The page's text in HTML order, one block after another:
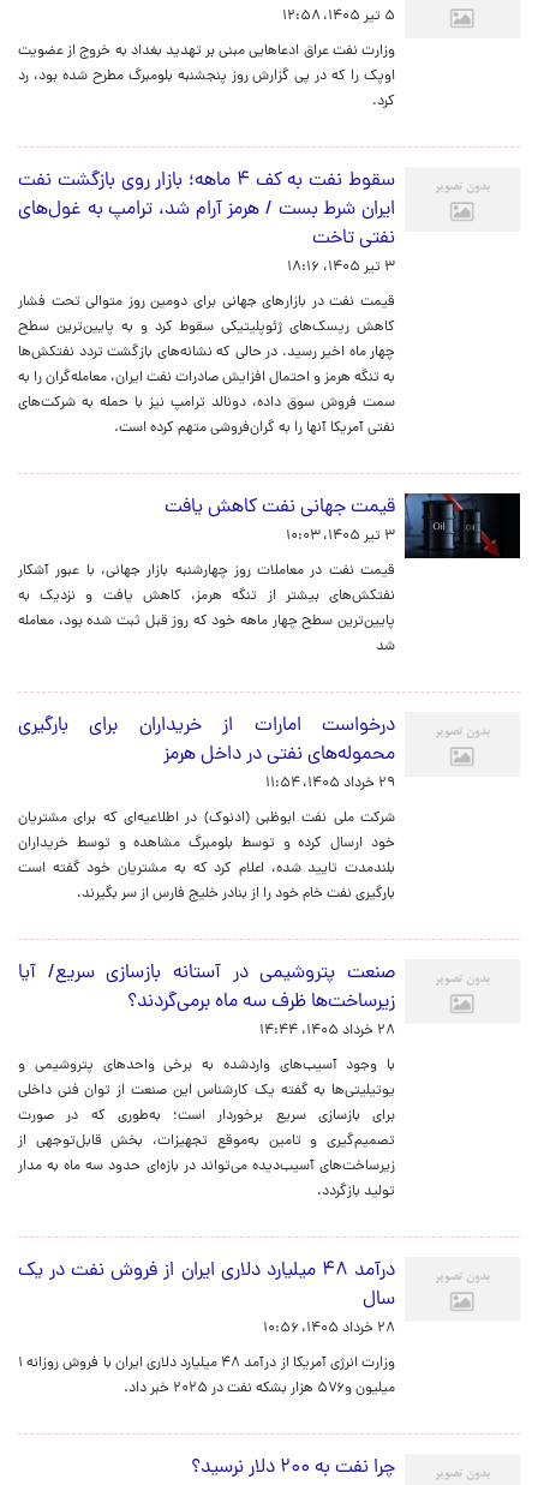
۵ تیر ۱۴۰۵، ۱۲:۵۸
وزارت نفت عراق ادعاهایی مبنی بر تهدید بغداد به خروج از عضویت
اوپک را که در پی گزارش روز پنجشنبه بلومبرگ مطرح شده بود، رد
کرد.
سقوط نفت به کف ۴ ماهه؛ بازار روی بازگشت نفت
ایران شرط بست / هرمز آرام شد، ترامپ به غول‌های
نفتی تاخت
۳ تیر ۱۴۰۵، ۱۸:۱۶
قیمت نفت در بازارهای جهانی برای دومین روز متوالی تحت فشار
کاهش ریسک‌های ژئوپلیتیکی سقوط کرد و به پایین‌ترین سطح
چهار ماه اخیر رسید. در حالی که نشانه‌های بازگشت تردد نفتکش‌ها
به تنگه هرمز و احتمال افزایش صادرات نفت ایران، معامله‌گران را به
سمت فروش سوق داده، دونالد ترامپ نیز با حمله به شرکت‌های
نفتی آمریکا آنها را به گران‌فروشی متهم کرده است.
قیمت جهانی نفت کاهش یافت
۳ تیر ۱۴۰۵، ۱۰:۰۳
قیمت نفت در معاملات روز چهارشنبه بازار جهانی، با عبور آشکار
نفتکش‌های بیشتر از تنگه هرمز، کاهش یافت و نزدیک به
پایین‌ترین سطح چهار ماهه خود که روز قبل ثبت شده بود، معامله
شد
درخواست امارات از خریداران برای بارگیری
محموله‌های نفتی در داخل هرمز
۲۹ خرداد ۱۴۰۵، ۱۱:۵۴
شرکت ملی نفت ابوظبی (ادنوک) در اطلاعیه‌ای که برای مشتریان
خود ارسال کرده و توسط بلومبرگ مشاهده و توسط خریداران
بلندمدت تایید شده، اعلام کرد که به مشتریان خود گفته است
بارگیری نفت خام خود را از بنادر خلیج فارس از سر بگیرند.
صنعت پتروشیمی در آستانه بازسازی سریع/ آیا
زیرساخت‌ها ظرف سه ماه برمی‌گردند؟
۲۸ خرداد ۱۴۰۵، ۱۴:۴۴
با وجود آسیب‌های واردشده به برخی واحدهای پتروشیمی و
یوتیلیتی‌ها به گفته یک کارشناس این صنعت از توان فنی داخلی
برای بازسازی سریع برخوردار است؛ به‌طوری که در صورت
تصمیم‌گیری و تامین به‌موقع تجهیزات، بخش قابل‌توجهی از
زیرساخت‌های آسیب‌دیده می‌تواند در بازه‌ای حدود سه ماه به مدار
تولید بازگردد.
درآمد ۴۸ میلیارد دلاری ایران از فروش نفت در یک
سال
۲۸ خرداد ۱۴۰۵، ۱۰:۵۶
وزارت انرژی آمریکا از درآمد ۴۸ میلیارد دلاری ایران با فروش روزانه ۱
میلیون و۵۷۶ هزار بشکه نفت در ۲۰۲۵ خبر داد.
چرا نفت به ۲۰۰ دلار نرسید؟